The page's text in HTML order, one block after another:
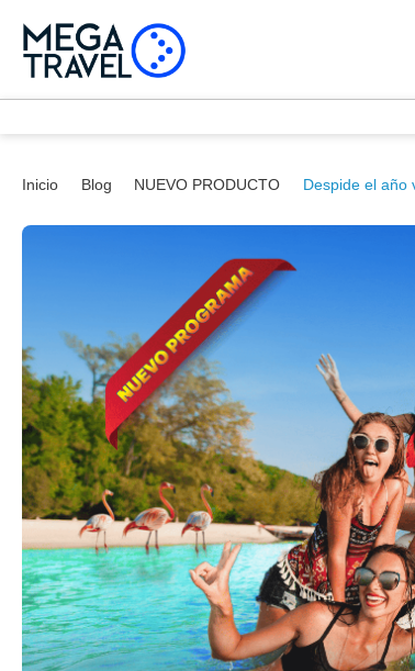
Inicio Blog NUEVO PRODUCTO Despide el año